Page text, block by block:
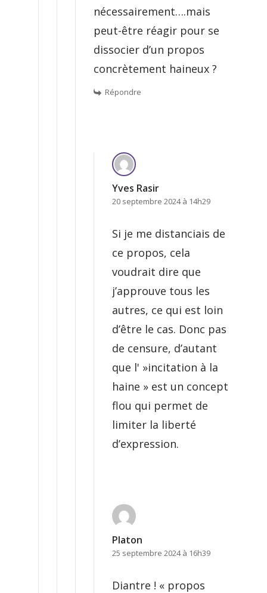
nécessairement….mais
peut-être réagir pour se
dissocier d’un propos
concrètement haineux ?
Répondre
Yves Rasir
20 septembre 2024 à 14h29
Si je me distanciais de
ce propos, cela
voudrait dire que
j’approuve tous les
autres, ce qui est loin
d’être le cas. Donc pas
de censure, d’autant
que l' »incitation à la
haine » est un concept
flou qui permet de
limiter la liberté
d’expression.
Platon
25 septembre 2024 à 16h39
Diantre ! « propos